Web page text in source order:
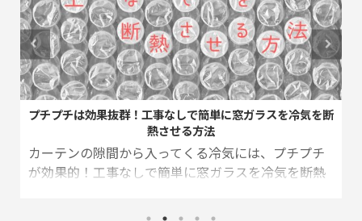
プチプチは効果抜群！工事なしで簡単に窓ガラスを冷気を断
熱させる方法
カーテンの隙間から入ってくる冷気には、プチプチ
が効果的！工事なしで簡単に窓ガラスを冷気を断熱